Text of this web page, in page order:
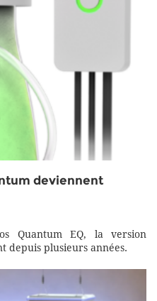
deviennent
Quantum EQ, la version
depuis plusieurs années.